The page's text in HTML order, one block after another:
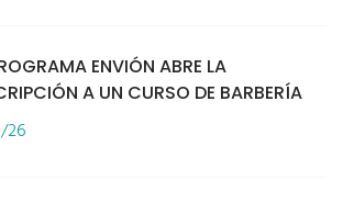
ENVIÓN ABRE LA
A UN CURSO DE BARBERÍA
26